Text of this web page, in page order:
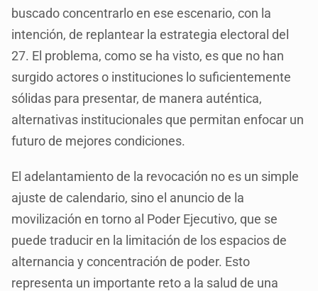
buscado concentrarlo en ese escenario, con la
intención, de replantear la estrategia electoral del
27. El problema, como se ha visto, es que no han
surgido actores o instituciones lo suficientemente
sólidas para presentar, de manera auténtica,
alternativas institucionales que permitan enfocar un
futuro de mejores condiciones.
El adelantamiento de la revocación no es un simple
ajuste de calendario, sino el anuncio de la
movilización en torno al Poder Ejecutivo, que se
puede traducir en la limitación de los espacios de
alternancia y concentración de poder. Esto
representa un importante reto a la salud de una